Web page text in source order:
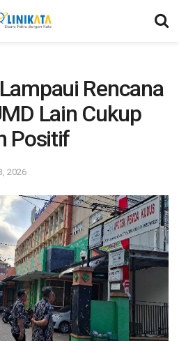
Rencana
Lain Cukup
Positif
2026